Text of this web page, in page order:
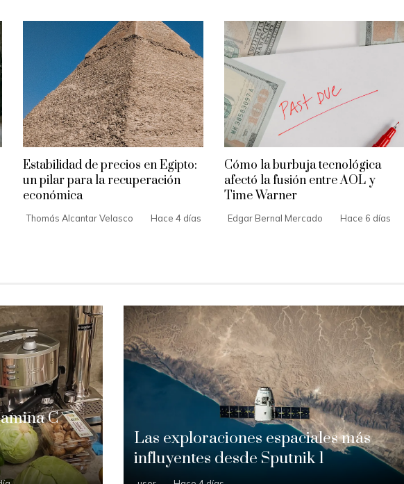
Estabilidad de precios en Egipto:
un pilar para la recuperación
económica
Thomás Alcantar Velasco Hace 4 días
Cómo la burbuja tecnológica
afectó la fusión entre AOL y
Time Warner
Edgar Bernal Mercado Hace 6 días
C
Las exploraciones espaciales más
influyentes desde Sputnik 1